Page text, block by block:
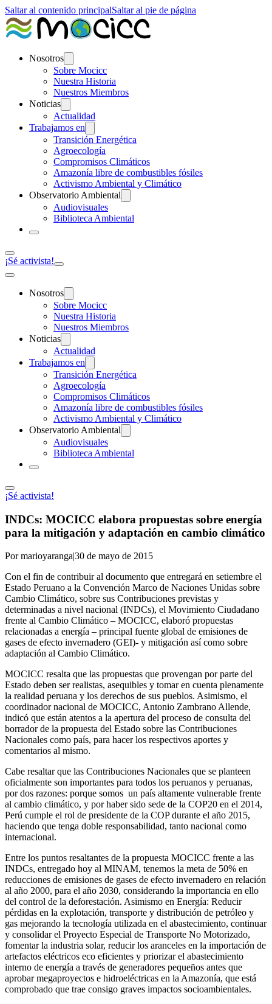
Saltar al contenido principalSaltar al pie de página
Nosotros
Sobre Mocicc
Nuestra Historia
Nuestros Miembros
Noticias
Actualidad
Trabajamos en
Transición Energética
Agroecología
Compromisos Climáticos
Amazonía libre de combustibles fósiles
Activismo Ambiental y Climático
Observatorio Ambiental
Audiovisuales
Biblioteca Ambiental
¡Sé activista!
Nosotros
Sobre Mocicc
Nuestra Historia
Nuestros Miembros
Noticias
Actualidad
Trabajamos en
Transición Energética
Agroecología
Compromisos Climáticos
Amazonía libre de combustibles fósiles
Activismo Ambiental y Climático
Observatorio Ambiental
Audiovisuales
Biblioteca Ambiental
¡Sé activista!
INDCs: MOCICC elabora propuestas sobre energía
para la mitigación y adaptación en cambio climático
Por marioyaranga|30 de mayo de 2015
Con el fin de contribuir al documento que entregará en setiembre el
Estado Peruano a la Convención Marco de Naciones Unidas sobre
Cambio Climático, sobre sus Contribuciones previstas y
determinadas a nivel nacional (INDCs), el Movimiento Ciudadano
frente al Cambio Climático – MOCICC, elaboró propuestas
relacionadas a energía – principal fuente global de emisiones de
gases de efecto invernadero (GEI)- y mitigación así como sobre
adaptación al Cambio Climático.
MOCICC resalta que las propuestas que provengan por parte del
Estado deben ser realistas, asequibles y tomar en cuenta plenamente
la realidad peruana y los derechos de sus pueblos. Asimismo, el
coordinador nacional de MOCICC, Antonio Zambrano Allende,
indicó que están atentos a la apertura del proceso de consulta del
borrador de la propuesta del Estado sobre las Contribuciones
Nacionales como país, para hacer los respectivos aportes y
comentarios al mismo.
Cabe resaltar que las Contribuciones Nacionales que se planteen
oficialmente son importantes para todos los peruanos y peruanas,
por dos razones: porque somos un país altamente vulnerable frente
al cambio climático, y por haber sido sede de la COP20 en el 2014,
Perú cumple el rol de presidente de la COP durante el año 2015,
haciendo que tenga doble responsabilidad, tanto nacional como
internacional.
Entre los puntos resaltantes de la propuesta MOCICC frente a las
INDCs, entregado hoy al MINAM, tenemos la meta de 50% en
reducciones de emisiones de gases de efecto invernadero en relación
al año 2000, para el año 2030, considerando la importancia en ello
del control de la deforestación. Asimismo en Energía: Reducir
pérdidas en la explotación, transporte y distribución de petróleo y
gas mejorando la tecnología utilizada en el abastecimiento, continuar
y consolidar el Proyecto Especial de Transporte No Motorizado,
fomentar la industria solar, reducir los aranceles en la importación de
artefactos eléctricos eco eficientes y priorizar el abastecimiento
interno de energía a través de generadores pequeños antes que
aprobar megaproyectos e hidroeléctricas en la Amazonía, que está
comprobado que trae consigo graves impactos socioambientales.